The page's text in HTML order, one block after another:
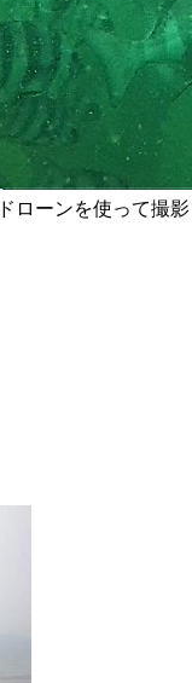
ローンを使って撮